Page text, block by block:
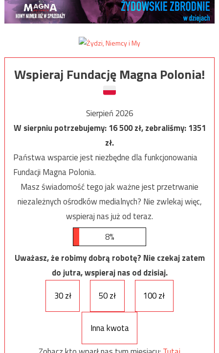
Wspieraj Fundację Magna Polonia!
Sierpień 2026
W sierpniu potrzebujemy:16 500zł, zebraliśmy:1351
zł.
Państwa wsparcie jest niezbędne dla funkcjonowania
Fundacji Magna Polonia.
Masz świadomość tego jak ważne jest przetrwanie
niezależnych ośrodków medialnych? Nie zwlekaj więc,
wspieraj nas już od teraz.
8%
Uważasz, że robimy dobrą robotę? Nie czekaj zatem
do jutra, wspieraj nas od dzisiaj.
30 zł
50 zł 100 zł
Inna kwota